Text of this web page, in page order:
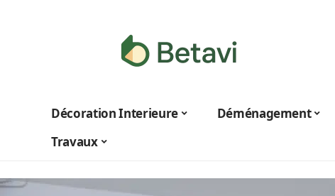
Décoration Interieure Déménagement
Travaux